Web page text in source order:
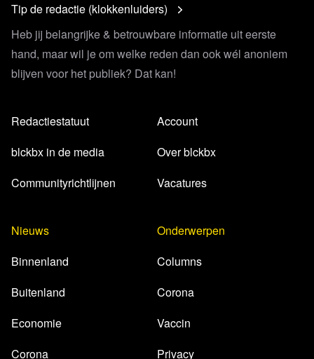
Tip de redactie (klokkenluiders)
Heb jij belangrijke & betrouwbare informatie uit eerste
hand, maar wil je om welke reden dan ook wél anoniem
blijven voor het publiek? Dat kan!
Redactiestatuut
blckbx in de media
Communityrichtlijnen
Account
Over blckbx
Vacatures
Nieuws
Binnenland
Buitenland
Economie
Corona
Onderwerpen
Columns
Corona
Vaccin
Privacy